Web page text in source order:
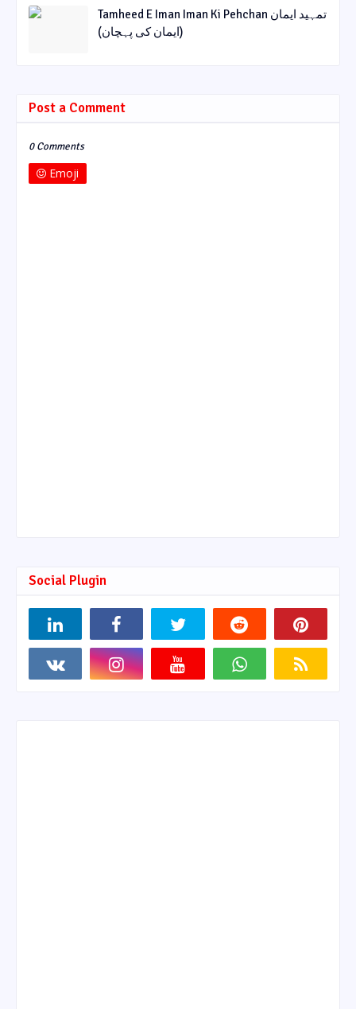
Tamheed E Iman Iman Ki Pehchan تمہید ایمان
(ایمان کی پہچان)
Post a Comment
0 Comments
Emoji
Social Plugin